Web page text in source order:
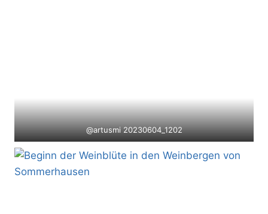
@artusmi 20230604_1202